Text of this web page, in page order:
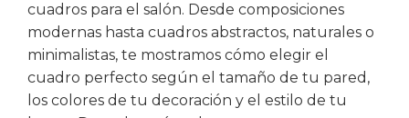
cuadros para el salón. Desde composiciones
modernas hasta cuadros abstractos, naturales o
minimalistas, te mostramos cómo elegir el
cuadro perfecto según el tamaño de tu pared,
los colores de tu decoración y el estilo de tu